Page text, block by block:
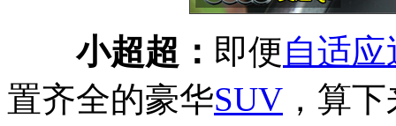
小超超： 即便自适
置齐全的豪华SUV ，算